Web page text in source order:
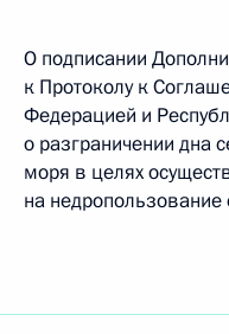
О подписании
к Протоколу к
Федерацией и
о разграничении дна
моря в целях
на